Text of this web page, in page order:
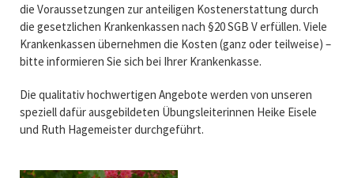
die Voraussetzungen zur anteiligen Kostenerstattung durch
die gesetzlichen Krankenkassen nach §20 SGB V erfüllen. Viele
Krankenkassen übernehmen die Kosten (ganz oder teilweise) –
bitte informieren Sie sich bei Ihrer Krankenkasse.
Die qualitativ hochwertigen Angebote werden von unseren
speziell dafür ausgebildeten Übungsleiterinnen Heike Eisele
und Ruth Hagemeister durchgeführt.